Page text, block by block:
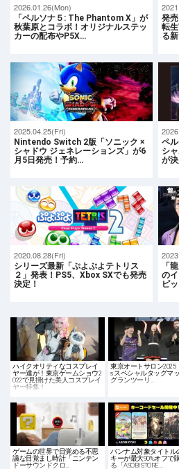
2026.01.26(Mon)
「ペルソナ５: The Phantom X」が
秋葉原とコラボ！オリジナルステッ
カーの配布やP5X…
発
転
る
2025.04.25(Fri)
Nintendo Switch 2版「ソニック ×
シャドウ ジェネレーションズ」が6
月5日発売！予約…
ペ
シ
が
2020.08.28(Fri)
シリーズ最新「ぷよぷよテトリス
２」発表！PS5、Xbox SXでも発売
決定！
「
の
ピ
ハイクオリティなコスプレイ
ヤー達が！東京ゲームショウ2
022で見掛けた美人コスプレイ
ヤー特集！
東京オートサロン2025
s スペシャルタッグマ
グランツーリ…
ゲームの世界で目覚める不思
議な目覚まし時計「ニンテン
ドーサウンドクロ…
バンナム対象タイトル
キーが最大90%オフで
る「ASOBI STORE…